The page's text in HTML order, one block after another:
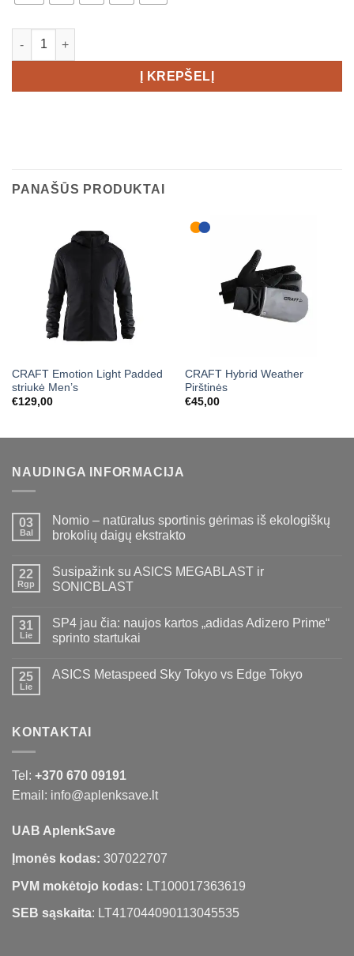
produkto kiekis: CRAFT SubZ Tights 4 Women's
Į KREPŠELĮ
PANAŠŪS PRODUKTAI
CRAFT Emotion Light Padded
striukė Men’s
€129,00
CRAFT Hybrid Weather
Pirštinės
€45,00
NAUDINGA INFORMACIJA
03
Bal
Nomio – natūralus sportinis gėrimas iš ekologiškų
brokolių daigų ekstrakto
22
Rgp
Susipažink su ASICS MEGABLAST ir
SONICBLAST
31
Lie
SP4 jau čia: naujos kartos „adidas Adizero Prime“
sprinto startukai
25
Lie
ASICS Metaspeed Sky Tokyo vs Edge Tokyo
KONTAKTAI
Tel: +370 670 09191
Email: info@aplenksave.lt
UAB AplenkSave
Įmonės kodas: 307022707
PVM mokėtojo kodas: LT100017363619
SEB sąskaita: LT417044090113045535